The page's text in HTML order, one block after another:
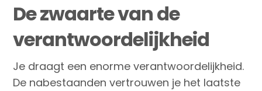
De zwaarte van de
verantwoordelijkheid
Je draagt een enorme verantwoordelijkheid.
De nabestaanden vertrouwen je het laatste